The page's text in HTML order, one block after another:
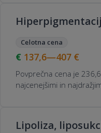
Celotna cena
137,6—407 €
Povprečna cena je
najcenejšimi in
Lipoliza,